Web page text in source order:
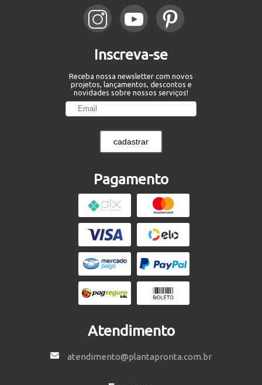
Inscreva-se
Receba nossa newsletter com novos
projetos, lançamentos, descontos e
novidades sobre nossos serviços!
cadastrar
Pagamento
Atendimento
atendimento@plantapronta.com.br